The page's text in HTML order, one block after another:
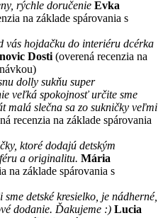
rýchle doručenie Evka
na základe spárovania s
vás hojdačku do interiéru dcérka
Dosti (overená recenzia na
dolly sukňu super
veľká spokojnosť určite sme
malá slečna sa zo sukničky veľmi
recenzia na základe spárovania
ktoré dodajú detským
a originalitu. Mária
na základe spárovania s
detské kresielko, je nádherné,
dodanie. Ďakujeme :) Lucia